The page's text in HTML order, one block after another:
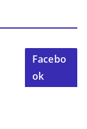
Facebo
ok